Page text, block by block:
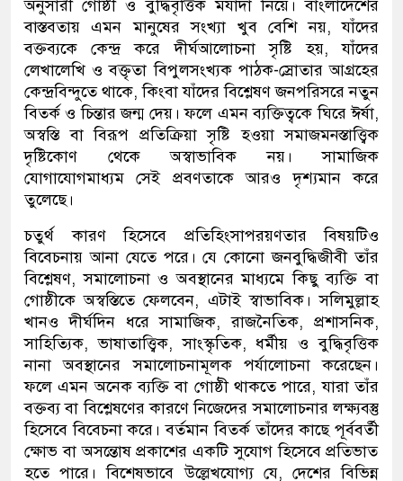
অনুসারী গোষ্ঠীও বুদ্ধিবৃত্তিক মর্যাদা নিয়ে। বাংলাদেশের
বাস্তবতায় এমন মানুষের সংখ্যা খুব বেশি নয়,যাঁদের
বক্তব্যকে কেন্দ্র করে দীর্ঘআলোচনাসৃষ্টি হয়,যাঁদের
লেখালেখি ওবক্তৃতাবিপুলসংখ্যক পাঠক-স্রোতার আগ্রহের
কেন্দ্রবিন্দুতেথাকে, কিংবা যাঁদেরবিশ্লেষণ জনপরিসরে নতুন
বিতর্ক ও চিন্তার জন্ম দেয়। ফলে এমন ব্যক্তিত্বকে ঘিরেঈর্ষা,
অস্বস্তিবাবিরূপ প্রতিক্রিয়া সৃষ্টি হওয়া সমাজমনস্তাত্ত্বিক
দৃষ্টিকোণ থেকে অস্বাভাবিক নয়। সামাজিক
যোগাযোগমাধ্যম সেই প্রবণতাকে আরও দৃশ্যমান করে
তুলেছে।
চতুর্থ কারণহিসেবে প্রতিহিংসাপরয়ণতার বিষয়টিও
বিবেচনায় আনা যেতে পরে। যে কোনো জনবুদ্ধিজীবী তাঁর
বিশ্লেষণ, সমালোচনা ওঅবস্থানেরমাধ্যমে কিছুব্যক্তি বা
গোষ্ঠীকে অস্বস্তিতে ফেলবেন, এটাই স্বাভাবিক। সলিমুল্লাহ
খানও দীর্ঘদিন ধরেসামাজিক,রাজনৈতিক,প্রশাসনিক,
সাহিত্যিক,ভাষাতাত্ত্বিক,সাংস্কৃতিক,ধর্মীয় ও বুদ্ধিবৃত্তিক
নানাঅবস্থানের সমালোচনামূলক পর্যালোচনাকরেছেন।
ফলে এমন অনেক ব্যক্তিবা গোষ্ঠী থাকতে পারে, যারা তাঁর
বক্তব্যবা বিশ্লেষণের কারণেনিজেদেরসমালোচনার লক্ষ্যবস্তু
হিসেবে বিবেচনাকরে। বর্তমান বিতর্ক তাঁদের কাছেপূর্ববর্তী
ক্ষোভবা অসন্তোষ প্রকাশের একটিসুযোগ হিসেবেপ্রতিভাত
হতে পারে। বিশেষভাবেউল্লেখযোগ্য যে, দেশেরবিভিন্ন